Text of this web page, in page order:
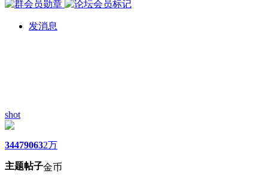
发消息
shot
3447
主题
9063
帖子
2万
金币